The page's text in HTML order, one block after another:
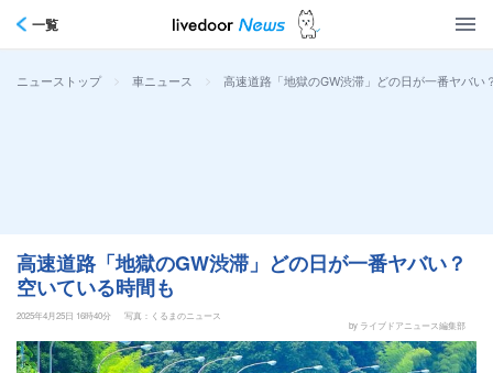
一覧
ニューストップ > 車ニュース > 高速道路「地獄のGW渋滞」どの日が一番ヤバい
高速道路「地獄のGW渋滞」どの日が一番ヤバい？
空いている時間も
2025年4月25日 16時40分
写真：くるまのニュース
by ライブドアニュース編集部